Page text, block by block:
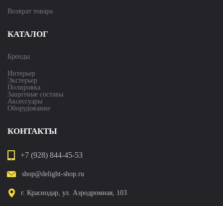
Возврат товара
КАТАЛОГ
Бренды
Интерьер
Экстерьер
Полировка
Защитные составы
Аксессуары
Оборудование
КОНТАКТЫ
+7 (928) 844-45-53
shop@delight-shop.ru
г. Краснодар, ул. Аэродромная, 103